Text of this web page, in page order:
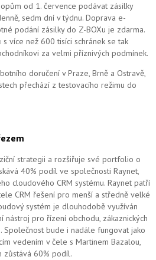
od 1. července podávat zásilky
sedm dní v týdnu. Doprava e-
podání zásilky do Z-BOXu je zdarma.
více než 600 tisíci schránek se tak
za velmi příznivých podmínek.
doručení v Praze, Brně a Ostravě,
přechází z testovacího režimu do
strategii a rozšiřuje své portfolio o
40% podíl ve společnosti Raynet,
cloudového CRM systému. Raynet patří
CRM řešení pro menší a středně velké
systém je dlouhodobě využíván
pro řízení obchodu, zákaznických
Společnost bude i nadále fungovat jako
vedením v čele s Martinem Bazalou,
zůstává 60% podíl.